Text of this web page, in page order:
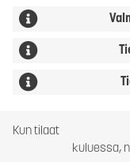
Kun tilaat
kuluessa,